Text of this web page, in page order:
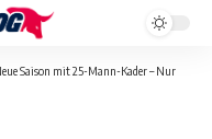
Saison mit 25-Mann-Kader – Nur